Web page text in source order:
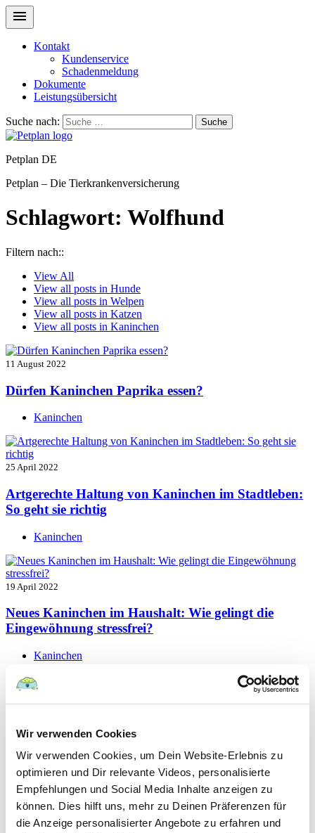
Wir verwenden Cookies
Wir verwenden Cookies, um Dein Website-Erlebnis zu
optimieren und Dir relevante Videos, personalisierte
Empfehlungen und Social Media Inhalte anzeigen zu
können. Dies hilft uns, mehr zu Deinen Präferenzen für
die Anzeige personalisierter Angebote zu erfahren und
Kontakt
Kundenservice
Schadenmeldung
Dokumente
Leistungsübersicht
Suche nach: Suche
Petplan DE
Petplan – Die Tierkrankenversicherung
Schlagwort: Wolfhund
Filtern nach::
View All
View all posts in Hunde
View all posts in Welpen
View all posts in Katzen
View all posts in Kaninchen
11 August 2022
Dürfen Kaninchen Paprika essen?
Kaninchen
25 April 2022
Artgerechte Haltung von Kaninchen im Stadtleben:
So geht sie richtig
Kaninchen
19 April 2022
Neues Kaninchen im Haushalt: Wie gelingt die
Eingewöhnung stressfrei?
Kaninchen
19 September 2021
Kaninchen
Katzen
Papageien
7 September 2021